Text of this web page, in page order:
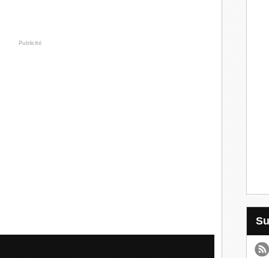
Publicité